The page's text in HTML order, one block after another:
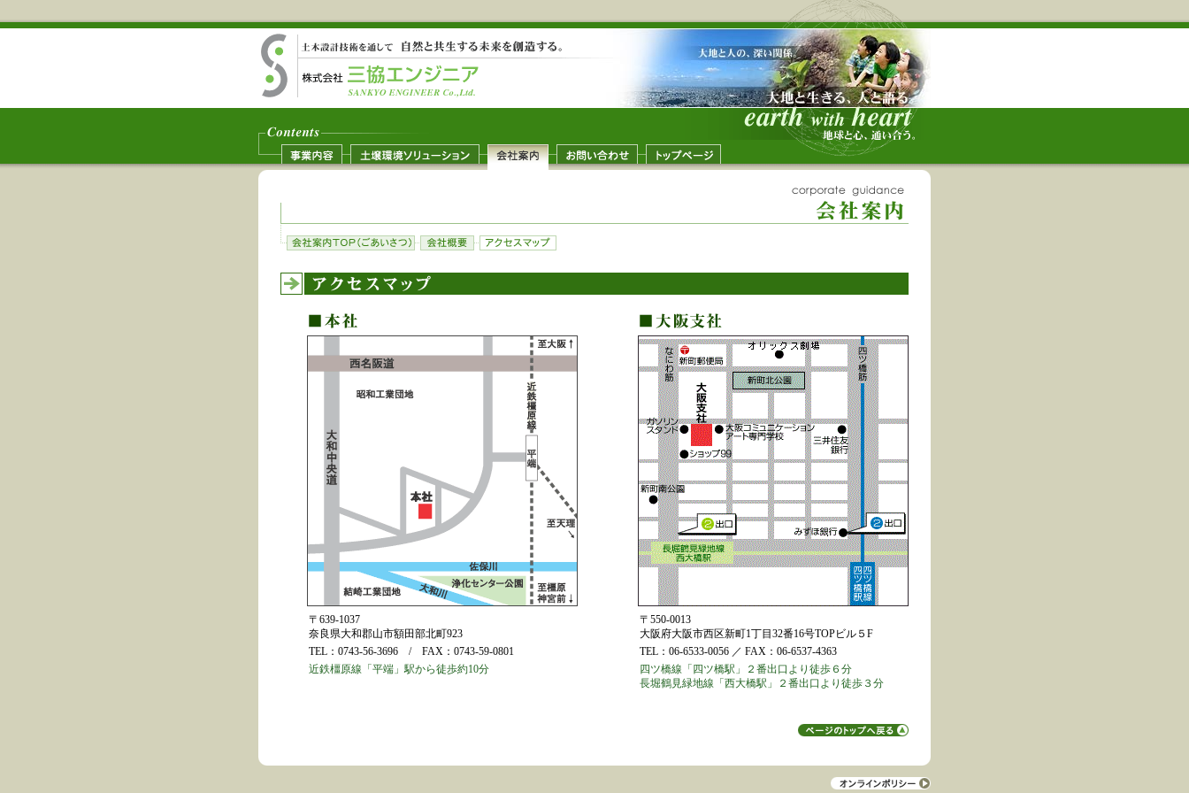
〒639-1037
奈良県大和郡山市額田部北町923
TEL：0743-56-3696 / FAX：0743-59-0801
近鉄橿原線「平端」駅から徒歩約10分
〒550-0013
大阪府大阪市西区新町1丁目32番16号TOPビル５F
TEL：06-6533-0056 ／ FAX：06-6537-4363
四ツ橋線「四ツ橋駅」２番出口より徒歩６分
長堀鶴見緑地線「西大橋駅」２番出口より徒歩３分